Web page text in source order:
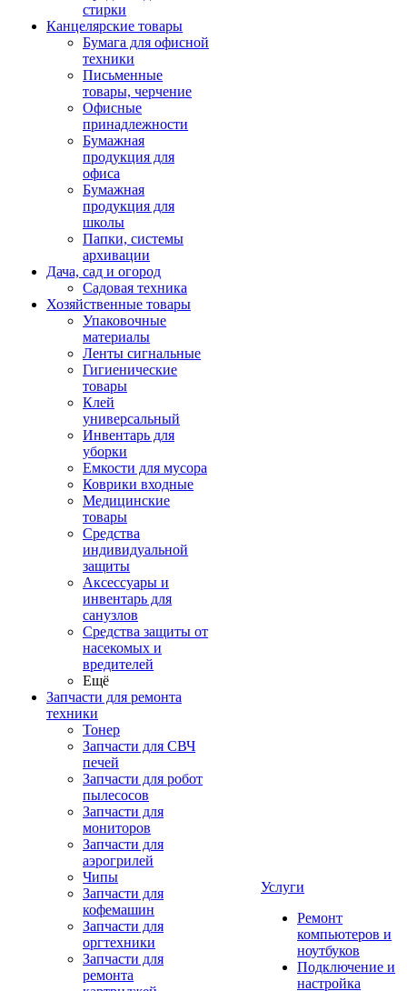
стирки
Канцелярские товары
Бумага для офисной
техники
Письменные
товары, черчение
Офисные
принадлежности
Бумажная
продукция для
офиса
Бумажная
продукция для
школы
Папки, системы
архивации
Дача, сад и огород
Садовая техника
Хозяйственные товары
Упаковочные
материалы
Ленты сигнальные
Гигиенические
товары
Клей
универсальный
Инвентарь для
уборки
Емкости для мусора
Коврики входные
Медицинские
товары
Средства
индивидуальной
защиты
Аксессуары и
инвентарь для
санузлов
Средства защиты от
насекомых и
вредителей
Ещё
Запчасти для ремонта
техники
Тонер
Запчасти для СВЧ
печей
Запчасти для робот
пылесосов
Запчасти для
мониторов
Запчасти для
аэрогрилей
Чипы
Запчасти для
кофемашин
Запчасти для
оргтехники
Запчасти для
ремонта
Услуги
Ремонт
компьютеров и
ноутбуков
Подключение и
настройка